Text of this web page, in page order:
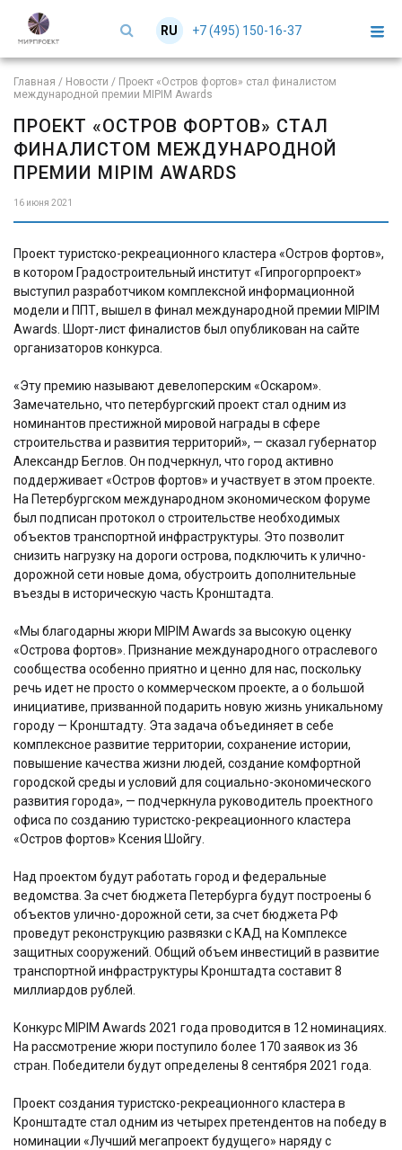
EN
RU +7 (495) 150-16-37
Главная / Новости / Проект «Остров фортов» стал финалистом
международной премии MIPIM Awards
ПРОЕКТ «ОСТРОВ ФОРТОВ» СТАЛ
ФИНАЛИСТОМ МЕЖДУНАРОДНОЙ
ПРЕМИИ MIPIM AWARDS
16 июня 2021
Проект туристско-рекреационного кластера «Остров фортов»,
в котором Градостроительный институт «Гипрогорпроект»
выступил разработчиком комплексной информационной
модели и ППТ, вышел в финал международной премии MIPIM
Awards. Шорт-лист финалистов был опубликован на сайте
организаторов конкурса.
«Эту премию называют девелоперским «Оскаром».
Замечательно, что петербургский проект стал одним из
номинантов престижной мировой награды в сфере
строительства и развития территорий», — сказал губернатор
Александр Беглов. Он подчеркнул, что город активно
поддерживает «Остров фортов» и участвует в этом проекте.
На Петербургском международном экономическом форуме
был подписан протокол о строительстве необходимых
объектов транспортной инфраструктуры. Это позволит
снизить нагрузку на дороги острова, подключить к улично-
дорожной сети новые дома, обустроить дополнительные
въезды в историческую часть Кронштадта.
«Мы благодарны жюри MIPIM Awards за высокую оценку
«Острова фортов». Признание международного отраслевого
сообщества особенно приятно и ценно для нас, поскольку
речь идет не просто о коммерческом проекте, а о большой
инициативе, призванной подарить новую жизнь уникальному
городу — Кронштадту. Эта задача объединяет в себе
комплексное развитие территории, сохранение истории,
повышение качества жизни людей, создание комфортной
городской среды и условий для социально-экономического
развития города», — подчеркнула руководитель проектного
офиса по созданию туристско-рекреационного кластера
«Остров фортов» Ксения Шойгу.
Над проектом будут работать город и федеральные
ведомства. За счет бюджета Петербурга будут построены 6
объектов улично-дорожной сети, за счет бюджета РФ
проведут реконструкцию развязки с КАД на Комплексе
защитных сооружений. Общий объем инвестиций в развитие
транспортной инфраструктуры Кронштадта составит 8
миллиардов рублей.
Конкурс MIPIM Awards 2021 года проводится в 12 номинациях.
На рассмотрение жюри поступило более 170 заявок из 36
стран. Победители будут определены 8 сентября 2021 года.
Проект создания туристско-рекреационного кластера в
Кронштадте стал одним из четырех претендентов на победу в
номинации «Лучший мегапроект будущего» наряду с